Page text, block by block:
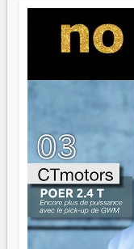
jeunes qui
s'arrêter là,
serait passer à
brûle fort — et
direction peut
là que les aînés
gouvernail, mais
ont la force, les
n'est pas un
d'équipage.
Surtout vos
n'importe quel
Il faut juste
même sens.